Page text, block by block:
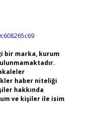
bir marka, kurum
haber niteliği
hakkında
ve kişiler ile isim